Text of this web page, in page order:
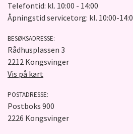
Telefontid: kl. 10:00 - 14:00
Åpningstid servicetorg: kl. 10:00-
BESØKSADRESSE:
Rådhusplassen 3
2212 Kongsvinger
Vis på kart
POSTADRESSE:
Postboks 900
2226 Kongsvinger